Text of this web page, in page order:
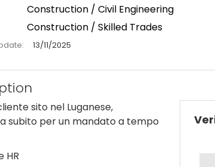
Construction / Civil Engineering
Construction / Skilled Trades
13/11/2025
sito nel Luganese,
subito per un mandato a tempo
HR